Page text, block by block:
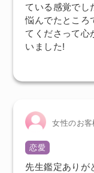
ている感覚でし
悩んでたところ
てくださって心
いました!
女性のお客
恋愛
先生鑑定ありが